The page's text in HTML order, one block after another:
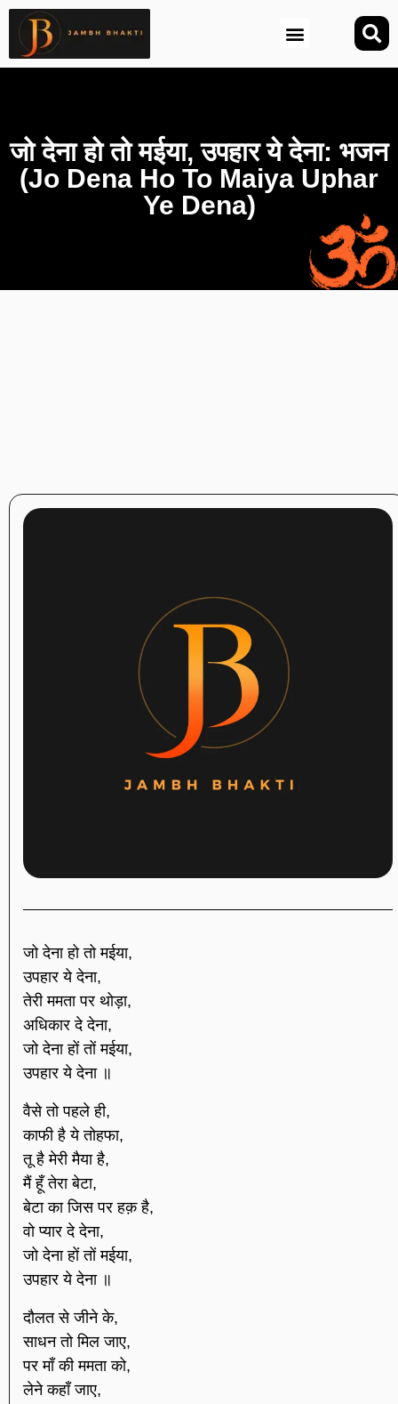
जो देना हो तो मईया, उपहार ये देना: भजन
(Jo Dena Ho To Maiya Uphar
Ye Dena)
जो देना हो तो मईया,
उपहार ये देना,
तेरी ममता पर थोड़ा,
अधिकार दे देना,
जो देना हों तों मईया,
उपहार ये देना ॥
वैसे तो पहले ही,
काफी है ये तोहफा,
तू है मेरी मैया है,
मैं हूँ तेरा बेटा,
बेटा का जिस पर हक़ है,
वो प्यार दे देना,
जो देना हों तों मईया,
उपहार ये देना ॥
दौलत से जीने के,
साधन तो मिल जाए,
पर माँ की ममता को,
लेने कहाँ जाए,